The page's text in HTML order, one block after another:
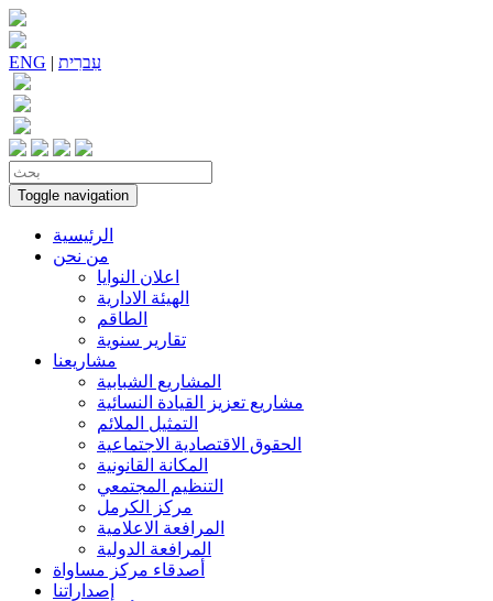
ENG | עִברִית
Toggle navigation
الرئيسية
من نحن
اعلان النوايا
الهيئة الادارية
الطاقم
تقارير سنوية
مشاريعنا
المشاريع الشبابية
مشاريع تعزيز القيادة النسائية
التمثيل الملائم
الحقوق الاقتصادية الاجتماعية
المكانة القانونية
التنظيم المجتمعي
مركز الكرمل
المرافعة الاعلامية
المرافعة الدولية
أصدقاء مركز مساواة
إصداراتنا